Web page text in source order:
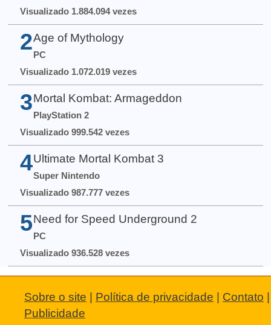
Visualizado 1.884.094 vezes
2 Age of Mythology
PC
Visualizado 1.072.019 vezes
3 Mortal Kombat: Armageddon
PlayStation 2
Visualizado 999.542 vezes
4 Ultimate Mortal Kombat 3
Super Nintendo
Visualizado 987.777 vezes
5 Need for Speed Underground 2
PC
Visualizado 936.528 vezes
Sobre o site | Política de privacidade | Contato |
Publicidade